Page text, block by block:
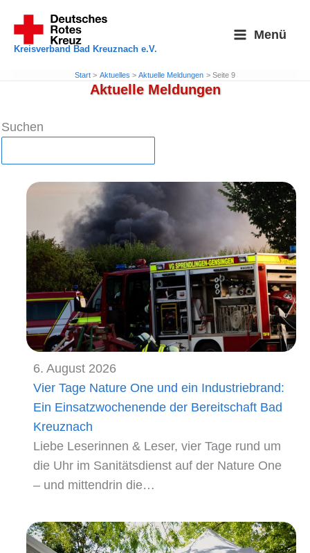
Inhalt
springen
Kreisverband Bad Kreuznach e.V.
Menü
Start Aktuelles Aktuelle Meldungen Seite 9
Aktuelle Meldungen
Suchen
6. August 2026
Vier Tage Nature One und ein Industriebrand:
Ein Einsatzwochenende der Bereitschaft Bad
Kreuznach
Liebe Leserinnen & Leser, vier Tage rund um
die Uhr im Sanitätsdienst auf der Nature One
– und mittendrin die…